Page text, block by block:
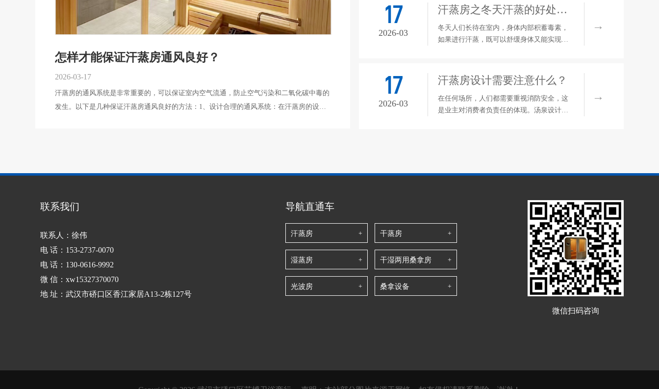
怎样才能保证汗蒸房通风良好？
2026-03-17
汗蒸房的通风系统是非常重要的，可以保证室内空气流通，防止空气污染和二氧化碳中毒的
发生。以下是几种保证汗蒸房通风良好的方法：1、设计合理的通风系统：在汗蒸房的设计
细胞组织排汗。这种汗
洗个澡，从而达到美容，减肥，健身的作
用。2、桑拿的温度可达70—80度，人至多在
这样的环境里停留5—10分钟，期间还会感到
胸闷、气短、不舒服。3、桑拿之后，人排出
滑的感觉。
17
2026-03
汗蒸房之冬天汗蒸的好处有哪些？
冬天人们长待在室内，身体内部积蓄毒素，
如果进行汗蒸，既可以舒缓身体又能实现健
温度低，消耗的能量也比较多，人体活动后
很容易散热，同样是汗蒸，比起其他季节来
说对能量的消耗会更多，对于久坐族来说是
很好的休闲方式。2、美容养颜冬天天气干
17
2026-03
汗蒸房设计需要注意什么？
在任何场所，人们都需要重视消防安全，这
是业主对消费者负责任的体现。汤泉设计
物品及通讯、电动玩具、保健按摩椅等电力
联系我们
联系人：徐伟
电 话：153-2737-0070
电 话：130-0616-9992
微 信：xw15327370070
地 址：武汉市硚口区香江家居A13-2栋127号
导航直通车
汗蒸房 干蒸房
湿蒸房 干湿两用桑拿房
光波房 桑拿设备
微信扫码咨询